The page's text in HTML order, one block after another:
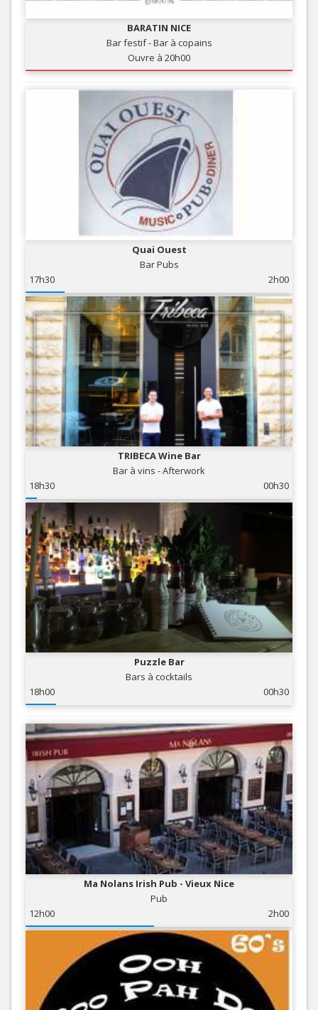
BARATIN NICE
Bar festif - Bar à copains
Ouvre à 20h00
Quai Ouest
Bar Pubs
17h30
2h00
TRIBECA Wine Bar
Bar à vins - Afterwork
18h30
00h30
Puzzle Bar
Bars à cocktails
18h00
00h30
Ma Nolans Irish Pub - Vieux Nice
Pub
12h00
2h00